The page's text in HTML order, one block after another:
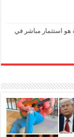
هو استثمار مباشر في